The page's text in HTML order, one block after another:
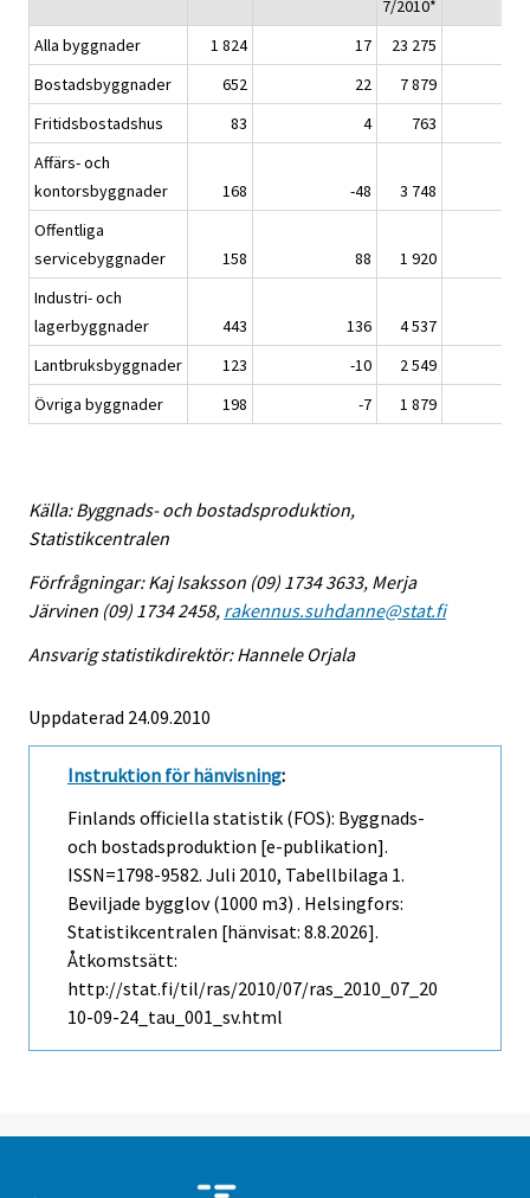
7/2010*
Alla byggnader 1 824 17
23 275
Bostadsbyggnader
652 22
7 879
Fritidsbostadshus
83 4
763
Affärs- och
kontorsbyggnader
168 -48
3 748
Offentliga
servicebyggnader
158 88
1 920
Industri- och
lagerbyggnader
443 136
4 537
Lantbruksbyggnader
123 -10
2 549
Övriga byggnader
198 -7 1 879
Källa: Byggnads- och bostadsproduktion,
Statistikcentralen
Förfrågningar: Kaj Isaksson (09) 1734 3633, Merja
Järvinen (09) 1734 2458, rakennus.suhdanne@stat.fi
Ansvarig statistikdirektör: Hannele Orjala
Uppdaterad 24.09.2010
Instruktion för hänvisning:
Finlands officiella statistik (FOS): Byggnads-
och bostadsproduktion [e-publikation].
ISSN=1798-9582. Juli 2010, Tabellbilaga 1.
Beviljade bygglov (1000 m3) . Helsingfors:
Statistikcentralen [hänvisat: 8.8.2026].
Åtkomstsätt:
http://stat.fi/til/ras/2010/07/ras_2010_07_20
10-09-24_tau_001_sv.html